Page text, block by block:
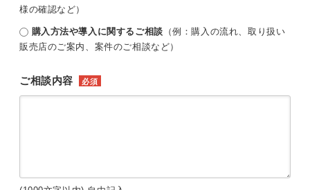
様の確認など）
購入方法や導入に関するご相談 （例：購入の流れ、取り扱い
販売店のご案内、案件のご相談など）
ご相談内容 必須